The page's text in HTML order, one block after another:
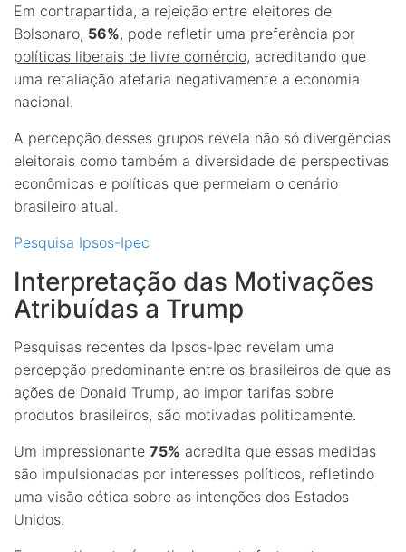
Em contrapartida, a rejeição entre eleitores de
Bolsonaro, 56%, pode refletir uma preferência por
políticas liberais de livre comércio, acreditando que
uma retaliação afetaria negativamente a economia
nacional.
A percepção desses grupos revela não só divergências
eleitorais como também a diversidade de perspectivas
econômicas e políticas que permeiam o cenário
brasileiro atual.
Pesquisa Ipsos-Ipec
Interpretação das Motivações
Atribuídas a Trump
Pesquisas recentes da Ipsos-Ipec revelam uma
percepção predominante entre os brasileiros de que as
ações de Donald Trump, ao impor tarifas sobre
produtos brasileiros, são motivadas politicamente.
Um impressionante 75% acredita que essas medidas
são impulsionadas por interesses políticos, refletindo
uma visão cética sobre as intenções dos Estados
Unidos.